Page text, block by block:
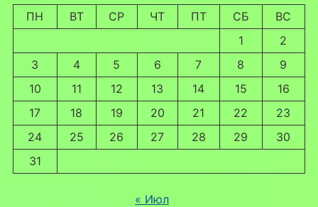
ПН ВТ СР ЧТ ПТ СБ
ВС
1
2
3
4 5 6 7 8
9
10
11 12 13 14 15
16
17
18 19 20 21 22
23
24
25 26 27 28 29
30
31
« Июл